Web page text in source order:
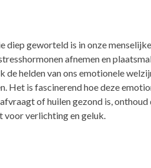
diep geworteld is in onze
afnemen en
helden van ons emotionele
Het is fascinerend hoe deze
of huilen gezond is,
verlichting en geluk.